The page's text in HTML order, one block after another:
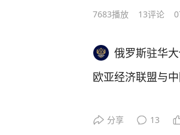
俄罗斯驻华大使伊
“中国珍视苏中在
中国同志并肩杀
迅猛的满洲战略
初期最困难时刻进
7683播放 13评论
俄罗斯驻华
欧亚经济联盟与
化合作的前景展开
分享 13